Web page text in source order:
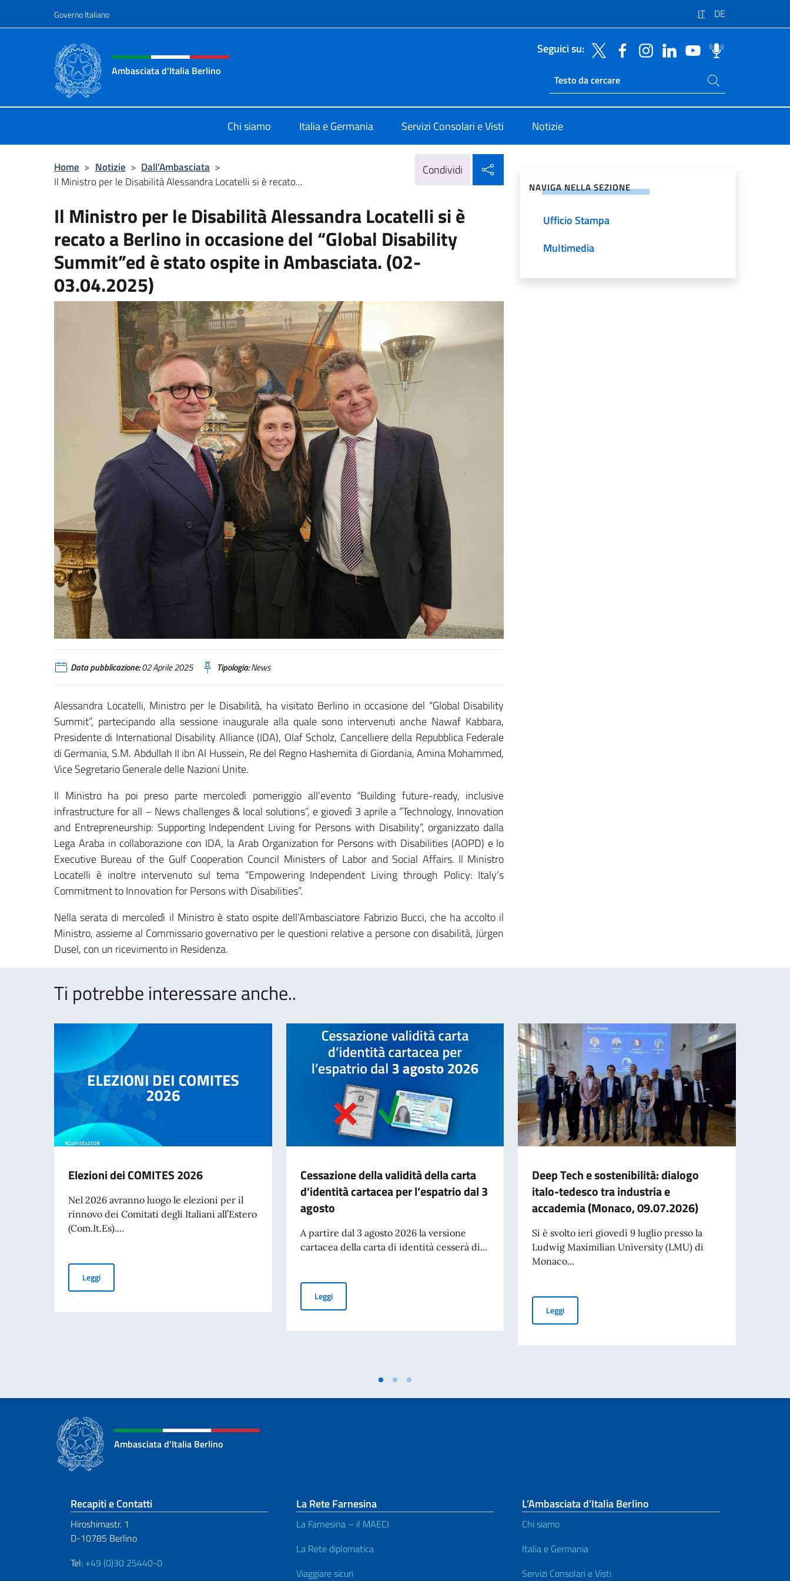
Governo Italiano IT DE
Intestazione sito, social e menù
Ambasciata d'Italia Berlino
Seguici su:
Ricerca sito live
Cerca nel sito
Chi siamo Italia e Germania Servizi Consolari e Visti Notizie
Home > Notizie > Dall’Ambasciata >
Il Ministro per le Disabilità Alessandra Locatelli si è recato...
Condividi
Il Ministro per le Disabilità Alessandra Locatelli si è
recato a Berlino in occasione del “Global Disability
Summit”ed è stato ospite in Ambasciata. (02-
03.04.2025)
Data pubblicazione:02 Aprile 2025 Tipologia:News
Alessandra Locatelli, Ministro per le Disabilità, ha visitato Berlino in occasione del “Global Disability
Summit”, partecipando alla sessione inaugurale alla quale sono intervenuti anche Nawaf Kabbara,
Presidente di International Disability Alliance (IDA), Olaf Scholz, Cancelliere della Repubblica Federale
di Germania, S.M. Abdullah II ibn Al Hussein, Re del Regno Hashemita di Giordania, Amina Mohammed,
Vice Segretario Generale delle Nazioni Unite.
Il Ministro ha poi preso parte mercoledì pomeriggio all’evento “Building future-ready, inclusive
infrastructure for all – News challenges & local solutions”, e giovedì 3 aprile a “Technology, Innovation
and Entrepreneurship: Supporting Independent Living for Persons with Disability”, organizzato dalla
Lega Araba in collaborazione con IDA, la Arab Organization for Persons with Disabilities (AOPD) e lo
Executive Bureau of the Gulf Cooperation Council Ministers of Labor and Social Affairs. Il Ministro
Locatelli è inoltre intervenuto sul tema “Empowering Independent Living through Policy: Italy’s
Commitment to Innovation for Persons with Disabilities”.
Nella serata di mercoledì il Ministro è stato ospite dell’Ambasciatore Fabrizio Bucci, che ha accolto il
Ministro, assieme al Commissario governativo per le questioni relative a persone con disabilità, Jürgen
Dusel, con un ricevimento in Residenza.
NAVIGA NELLA SEZIONE
Ufficio Stampa
Multimedia
Ti potrebbe interessare anche..
Elezioni dei COMITES 2026
Nel 2026 avranno luogo le elezioni per il
rinnovo dei Comitati degli Italiani all’Estero
(Com.It.Es)....
LeggiElezioni dei COMITES 2026
Cessazione della validità della carta
d’identità cartacea per l’espatrio dal 3
agosto
A partire dal 3 agosto 2026 la versione
cartacea della carta di identità cesserà di...
LeggiCessazione della validità della carta d’identità cartacea per l’espatrio dal 3 agosto
Deep Tech e sostenibilità: dialogo
italo-tedesco tra industria e
accademia (Monaco, 09.07.2026)
Si è svolto ieri giovedì 9 luglio presso la
Ludwig Maximilian University (LMU) di
Monaco...
LeggiDeep Tech e sostenibilità: dialogo italo-tedesco tra industria e
Ambasciata d'Italia Berlino
Sezione footer
Recapiti e Contatti
Hiroshimastr. 1
D-10785 Berlino
Tel: +49 (0)30 25440-0
La Rete Farnesina
La Farnesina – il MAECI
La Rete diplomatica
Viaggiare sicuri
L’Ambasciata d’Italia Berlino
Chi siamo
Italia e Germania
Servizi Consolari e Visti